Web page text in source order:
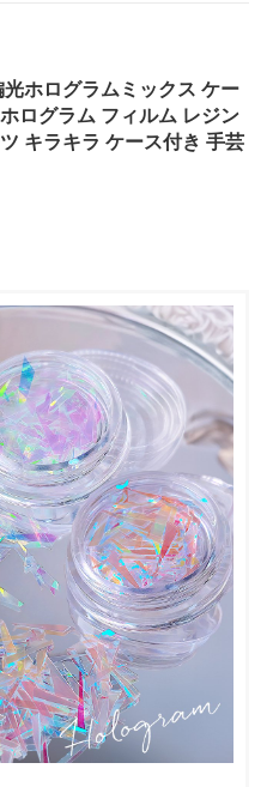
ホログラムミックス ケー
ログラム フィルム レジン
キラキラ ケース付き 手芸